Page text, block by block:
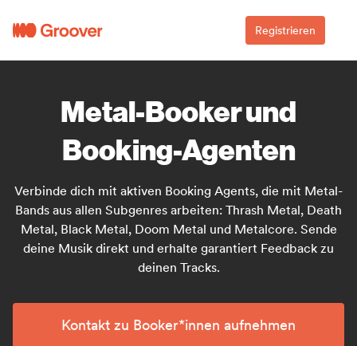
Registrieren
Metal-Booker und
Booking-Agenten
Verbinde dich mit aktiven Booking Agents, die mit Metal-
Bands aus allen Subgenres arbeiten: Thrash Metal, Death
Metal, Black Metal, Doom Metal und Metalcore. Sende
deine Musik direkt und erhalte garantiert Feedback zu
deinen Tracks.
Kontakt zu Booker*innen aufnehmen